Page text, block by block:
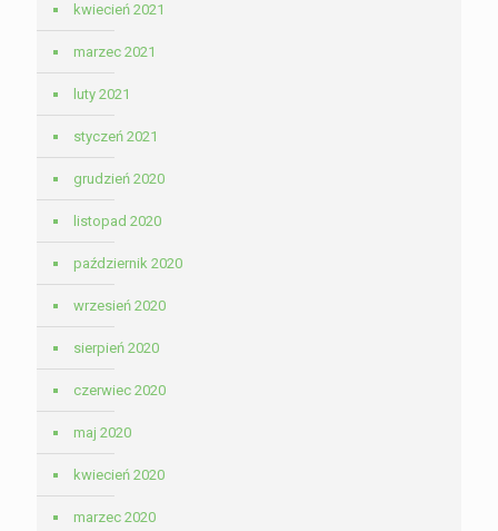
kwiecień 2021
marzec 2021
luty 2021
styczeń 2021
grudzień 2020
listopad 2020
październik 2020
wrzesień 2020
sierpień 2020
czerwiec 2020
maj 2020
kwiecień 2020
marzec 2020